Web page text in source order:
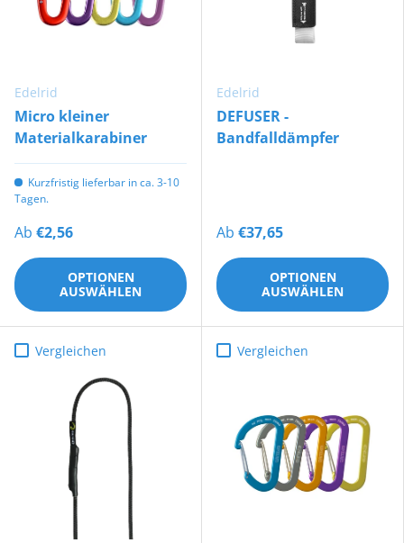
Edelrid
Micro kleiner
Materialkarabiner
Kurzfristig lieferbar in ca. 3-10
Tagen.
Ab €2,56
OPTIONEN
AUSWÄHLEN
Edelrid
DEFUSER -
Bandfalldämpfer
Ab €37,65
OPTIONEN
AUSWÄHLEN
Vergleichen Vergleichen